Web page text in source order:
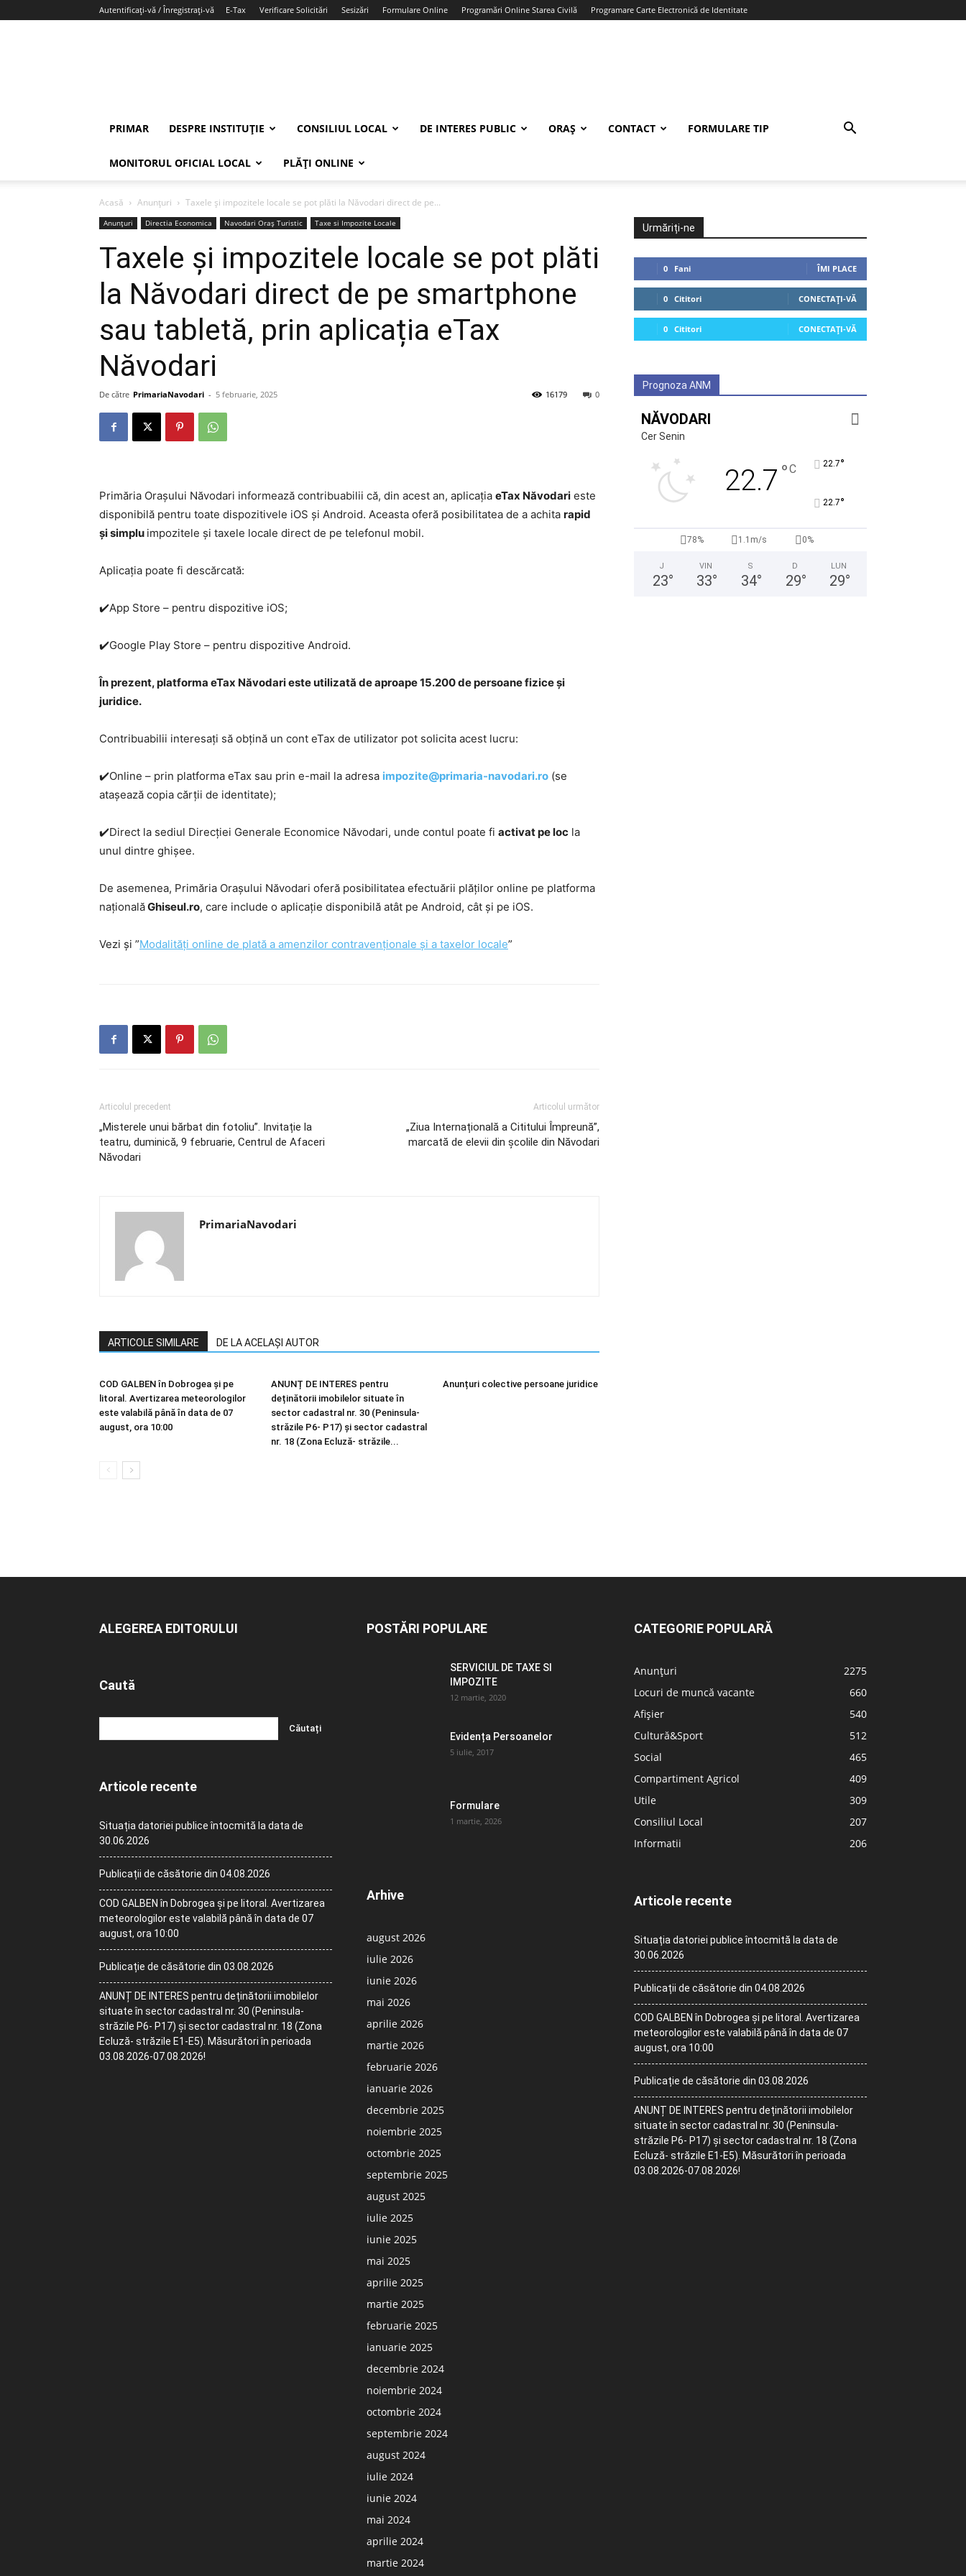
Autentificați-vă / Înregistrați-vă E-Tax Verificare Solicitări Sesizări Formulare Online Programări Online Starea Civilă Programare Carte Electronică de Identitate
PRIMAR DESPRE INSTITUȚIE CONSILIUL LOCAL DE INTERES PUBLIC ORAȘ CONTACT FORMULARE TIP
MONITORUL OFICIAL LOCAL PLĂȚI ONLINE
Acasă Anunțuri Taxele și impozitele locale se pot plăti la Năvodari direct de pe...
Anunțuri Directia Economica Navodari Oraș Turistic Taxe si Impozite Locale
Taxele și impozitele locale se pot plăti
la Năvodari direct de pe smartphone
sau tabletă, prin aplicația eTax
Năvodari
De către PrimariaNavodari - 5 februarie, 2025 0
16179
Primăria Orașului Năvodari informează contribuabilii că, din acest an, aplicația eTax Năvodari este
disponibilă pentru toate dispozitivele iOS și Android. Aceasta oferă posibilitatea de a achita rapid
și simplu impozitele și taxele locale direct de pe telefonul mobil.
Aplicația poate fi descărcată:
✔️App Store – pentru dispozitive iOS;
✔️Google Play Store – pentru dispozitive Android.
În prezent, platforma eTax Năvodari este utilizată de aproape 15.200 de persoane fizice și
juridice.
Contribuabilii interesați să obțină un cont eTax de utilizator pot solicita acest lucru:
✔️Online – prin platforma eTax sau prin e-mail la adresa impozite@primaria-navodari.ro (se
atașează copia cărții de identitate);
✔️Direct la sediul Direcției Generale Economice Năvodari, unde contul poate fi activat pe loc la
unul dintre ghișee.
De asemenea, Primăria Orașului Năvodari oferă posibilitatea efectuării plăților online pe platforma
naționalăGhiseul.ro, care include o aplicație disponibilă atât pe Android, cât și pe iOS.
Vezi și ”Modalități online de plată a amenzilor contravenționale și a taxelor locale”
Articolul precedent
„Misterele unui bărbat din fotoliu”. Invitație la
teatru, duminică, 9 februarie, Centrul de Afaceri
Năvodari
Articolul următor
„Ziua Internațională a Cititului Împreună”,
marcată de elevii din școlile din Năvodari
PrimariaNavodari
ARTICOLE SIMILARE DE LA ACELAȘI AUTOR
COD GALBEN în Dobrogea și pe
litoral. Avertizarea meteorologilor
este valabilă până în data de 07
august, ora 10:00
ANUNȚ DE INTERES pentru
deținătorii imobilelor situate în
sector cadastral nr. 30 (Peninsula-
străzile P6- P17) și sector cadastral
nr. 18 (Zona Ecluză- străzile...
Anunțuri colective persoane juridice
Urmăriți-ne
0 Fani ÎMI PLACE
0 Cititori CONECTAȚI-VĂ
0 Cititori CONECTAȚI-VĂ
Prognoza ANM
NĂVODARI
Cer Senin
22.7 °C 22.7°
22.7°
78% 1.1m/s 0%
J
23°
VIN
33°
S
34°
D
29°
LUN
29°
ALEGEREA EDITORULUI
Caută
Articole recente
Situația datoriei publice întocmită la data de
30.06.2026
Publicații de căsătorie din 04.08.2026
COD GALBEN în Dobrogea și pe litoral. Avertizarea
meteorologilor este valabilă până în data de 07
august, ora 10:00
Publicație de căsătorie din 03.08.2026
ANUNȚ DE INTERES pentru deținătorii imobilelor
situate în sector cadastral nr. 30 (Peninsula-
străzile P6- P17) și sector cadastral nr. 18 (Zona
Ecluză- străzile E1-E5). Măsurători în perioada
03.08.2026-07.08.2026!
POSTĂRI POPULARE
SERVICIUL DE TAXE SI
IMPOZITE
12 martie, 2020
Evidența Persoanelor
5 iulie, 2017
Formulare
1 martie, 2026
Arhive
august 2026
iulie 2026
iunie 2026
mai 2026
aprilie 2026
martie 2026
februarie 2026
ianuarie 2026
decembrie 2025
noiembrie 2025
octombrie 2025
septembrie 2025
august 2025
iulie 2025
iunie 2025
mai 2025
aprilie 2025
martie 2025
februarie 2025
ianuarie 2025
decembrie 2024
noiembrie 2024
octombrie 2024
septembrie 2024
august 2024
iulie 2024
iunie 2024
mai 2024
aprilie 2024
martie 2024
CATEGORIE POPULARĂ
Anunțuri
2275
Locuri de muncă vacante
660
Afișier
540
Cultură&Sport
512
Social
465
Compartiment Agricol
409
Utile
309
Consiliul Local
207
Informatii
206
Articole recente
Situația datoriei publice întocmită la data de
30.06.2026
Publicații de căsătorie din 04.08.2026
COD GALBEN în Dobrogea și pe litoral. Avertizarea
meteorologilor este valabilă până în data de 07
august, ora 10:00
Publicație de căsătorie din 03.08.2026
ANUNȚ DE INTERES pentru deținătorii imobilelor
situate în sector cadastral nr. 30 (Peninsula-
străzile P6- P17) și sector cadastral nr. 18 (Zona
Ecluză- străzile E1-E5). Măsurători în perioada
03.08.2026-07.08.2026!